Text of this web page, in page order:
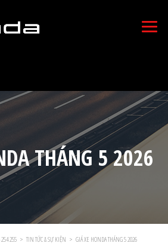
THÁNG 5 2026
255 > TIN TỨC & SỰ KIỆN > GIÁ XE HONDA THÁNG 5 2026